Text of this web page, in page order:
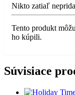
Nikto zatiaľ
Tento produkt
ho kúpili.
Súvisiace